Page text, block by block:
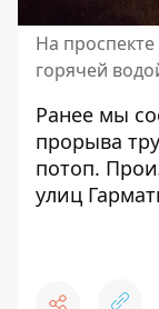
На
горячей
Ранее мы
прорыва
потоп.
улиц